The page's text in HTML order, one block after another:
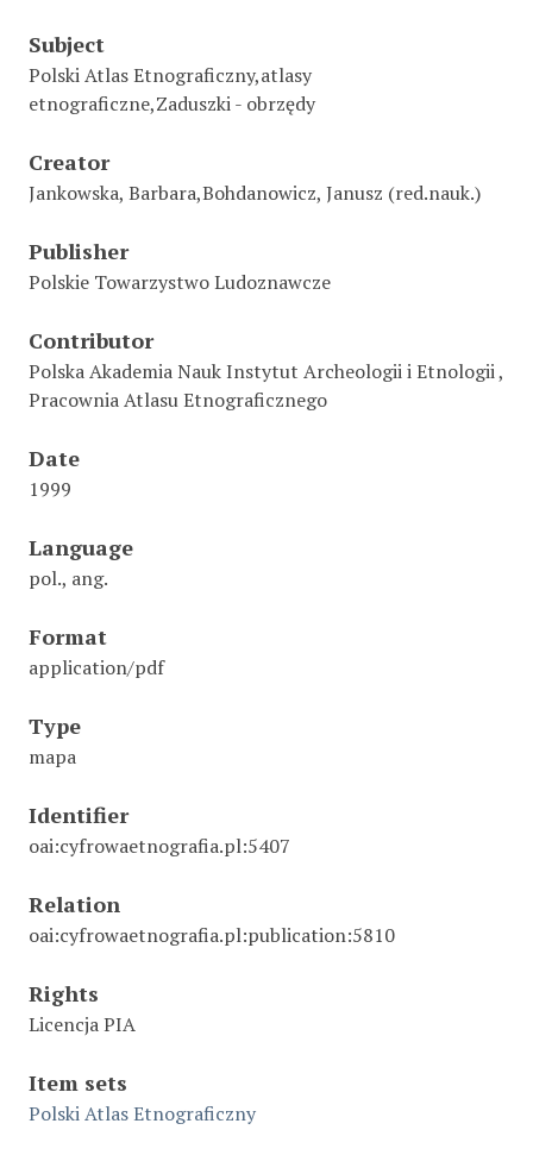
Subject
Polski Atlas Etnograficzny,atlasy
etnograficzne,Zaduszki - obrzędy
Creator
Jankowska, Barbara,Bohdanowicz, Janusz (red.nauk.)
Publisher
Polskie Towarzystwo Ludoznawcze
Contributor
Polska Akademia Nauk Instytut Archeologii i Etnologii ,
Pracownia Atlasu Etnograficznego
Date
1999
Language
pol., ang.
Format
application/pdf
Type
mapa
Identifier
oai:cyfrowaetnografia.pl:5407
Relation
oai:cyfrowaetnografia.pl:publication:5810
Rights
Licencja PIA
Item sets
Polski Atlas Etnograficzny